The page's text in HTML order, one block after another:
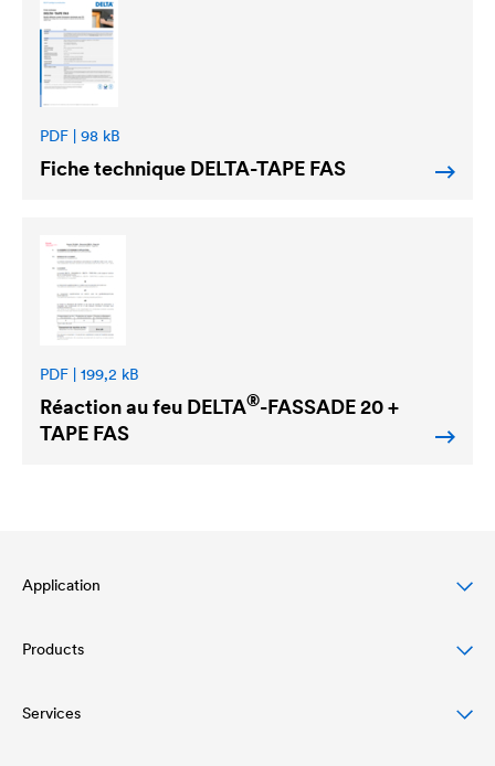
PDF | 98 kB
Fiche technique DELTA-TAPE FAS
PDF | 199,2 kB
Réaction au feu DELTA®-FASSADE 20 +
TAPE FAS
Application
Protection des toitures en pente
Protection des façades ventilées
Products
Écrans de sous-toiture
Services